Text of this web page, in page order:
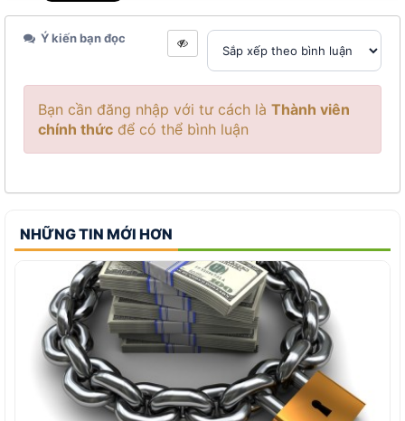
Ý kiến bạn đọc
Bạn cần đăng nhập với tư cách là Thành viên
chính thức để có thể bình luận
NHỮNG TIN MỚI HƠN